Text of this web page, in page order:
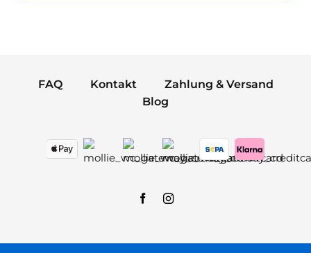
FAQ Kontakt
Zahlung & Versand
Blog